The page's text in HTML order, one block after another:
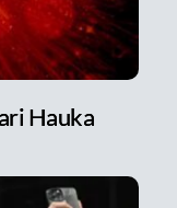
Hauka